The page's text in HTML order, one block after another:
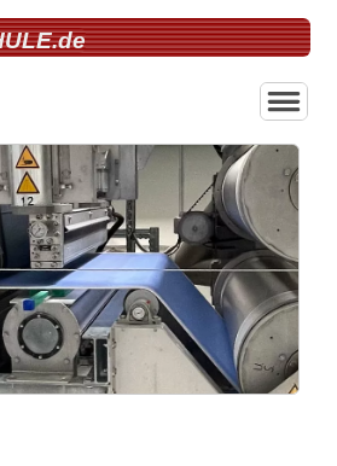
Home
Über uns
Modeschule